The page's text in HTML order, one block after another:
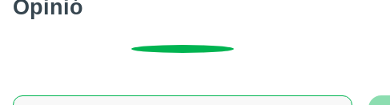
Opinió